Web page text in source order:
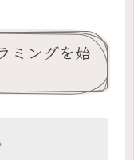
ミングを始